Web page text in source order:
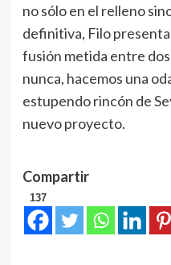
no sólo en el relleno
definitiva, Filo
fusión metida entre
nunca, hacemos una
estupendo rincón de
nuevo proyecto.
Compartir
137